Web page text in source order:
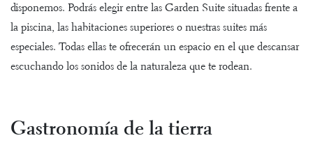
disponemos. Podrás elegir entre las Garden Suite situadas frente a
la piscina, las habitaciones superiores o nuestras suites más
especiales. Todas ellas te ofrecerán un espacio en el que descansar
escuchando los sonidos de la naturaleza que te rodean.
Gastronomía de la tierra